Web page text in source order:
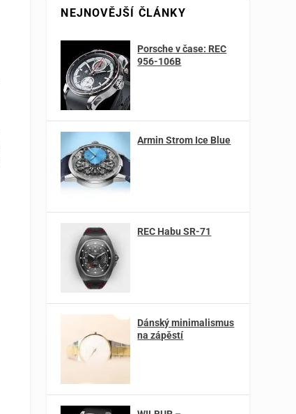
NEJNOVĚJŠÍ ČLÁNKY
Porsche v čase: REC
956-106B
Armin Strom Ice Blue
REC Habu SR-71
Dánský minimalismus
na zápěstí